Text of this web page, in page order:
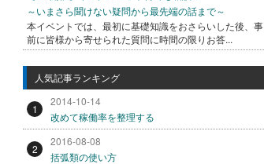
～いまさら聞けない疑問から最先端の話まで～
本イベントでは、最初に基礎知識をおさらいした後、事
前に皆様から寄せられた質問に時間の限りお答...
人気記事ランキング
1
2014-10-14
改めて稼働率を整理する
2
2016-08-08
括弧類の使い方